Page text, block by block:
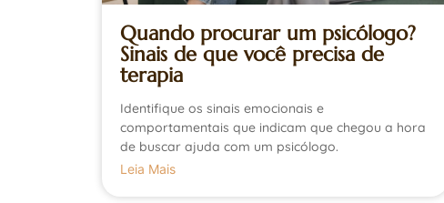
Quando procurar um psicólogo?
Sinais de que você precisa de
terapia
Identifique os sinais emocionais e
comportamentais que indicam que chegou a hora
de buscar ajuda com um psicólogo.
Leia Mais